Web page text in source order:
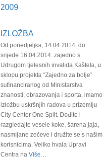
2009
IZLOŽBA
Od ponedjeljka, 14.04.2014. do
srijede 16.04.2014. zajedno s
Udrugom tjelesnih invalida Kaštela, u
sklopu projekta “Zajedno za bolje”
sufinanciranog od Ministarstva
znanosti, obrazovanja i sporta, imamo
izložbu uskršnjih radova u prizemlju
City Center One Split. Dođite i
razgledajte vesele koke, šarena jaja,
nasmijane zečeve i družite se s našim
korisnicima. Veliko hvala Upravi
Centra naViše…